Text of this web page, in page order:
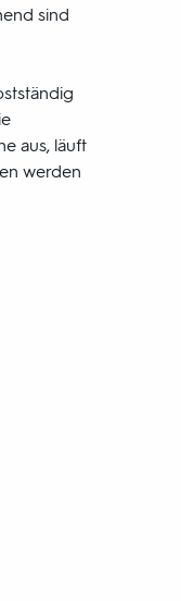
sind
aus, läuft
werden